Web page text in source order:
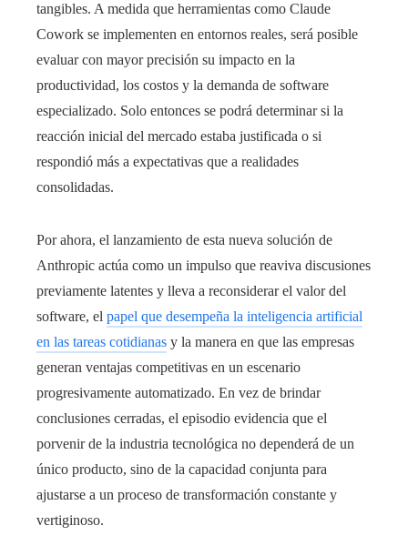
tangibles. A medida que herramientas como Claude
Cowork se implementen en entornos reales, será posible
evaluar con mayor precisión su impacto en la
productividad, los costos y la demanda de software
especializado. Solo entonces se podrá determinar si la
reacción inicial del mercado estaba justificada o si
respondió más a expectativas que a realidades
consolidadas.
Por ahora, el lanzamiento de esta nueva solución de
Anthropic actúa como un impulso que reaviva discusiones
previamente latentes y lleva a reconsiderar el valor del
software, el papel que desempeña la inteligencia artificial
en las tareas cotidianas y la manera en que las empresas
generan ventajas competitivas en un escenario
progresivamente automatizado. En vez de brindar
conclusiones cerradas, el episodio evidencia que el
porvenir de la industria tecnológica no dependerá de un
único producto, sino de la capacidad conjunta para
ajustarse a un proceso de transformación constante y
vertiginoso.